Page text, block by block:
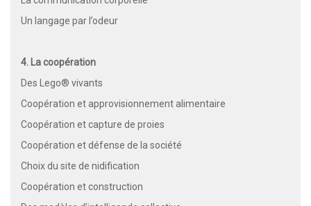
Un langage par l’odeur
4. La coopération
Des Lego® vivants
Coopération et approvisionnement alimentaire
Coopération et capture de proies
Coopération et défense de la société
Choix du site de nidification
Coopération et construction